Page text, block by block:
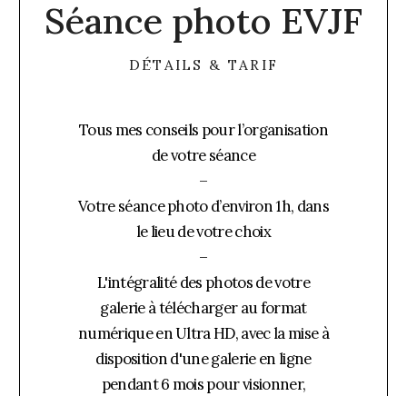
Séance photo EVJF
DÉTAILS & TARIF
Tous mes conseils pour l’organisation
de votre séance
–
Votre séance photo d’environ 1h, dans
le lieu de votre choix
–
L'intégralité des photos de votre
galerie à télécharger au format
numérique en Ultra HD, avec la mise à
disposition d'une galerie en ligne
pendant 6 mois pour visionner,